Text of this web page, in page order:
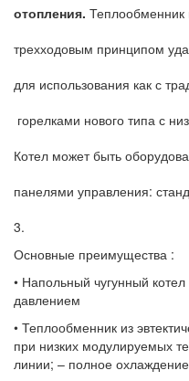
отопления. Теплообменник
трехходовым принципом
для использования как с
горелками нового типа с
Котел может быть
панелями управления:
3.
Основные преимущества :
• Напольный чугунный
давлением
• Теплообменник из
при низких модулируемых
линии; – полное